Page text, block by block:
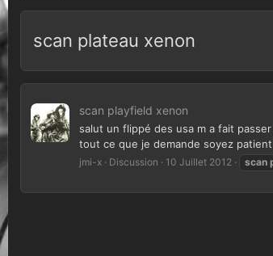
scan plateau xenon
scan playfield xenon
salut un flippé des usa m a fait
tout ce que je demande soyez
jmi-x Discussion 10 Juillet 2012 scan